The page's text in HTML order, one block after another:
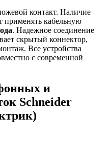
контакт. Наличие
применять кабельную
. Надежное соединение
скрытый коннектор,
Все устройства
с современной
и
Schneider